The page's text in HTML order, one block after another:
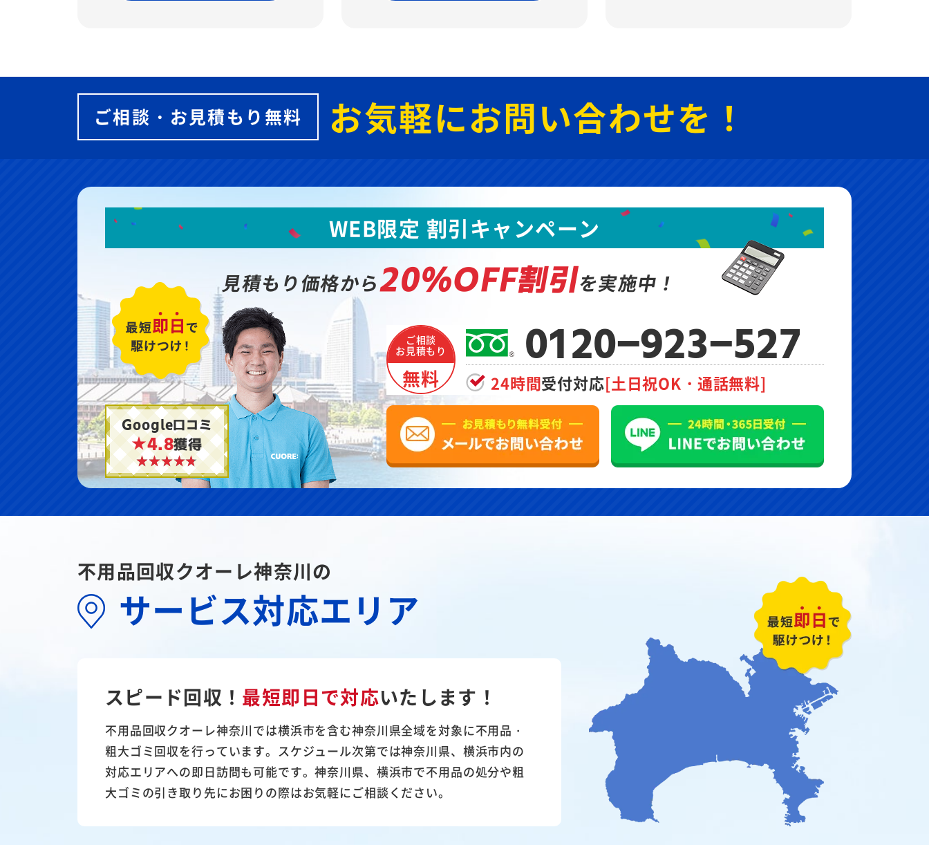
ご相談・お見積もり無料 お気軽にお問い合わせを！
Google口コミ
★4.8獲得
WEB限定 割引キャンペーン
見積もり価格から20%OFF割引を実施中！
ご相談
お見積もり
無料
0120-923-527
24時間受付対応[土日祝OK・通話無料]
不用品回収クオーレ神奈川の
サービス対応エリア
スピード回収！ 最短即日で対応いたします！
不用品回収クオーレ神奈川では横浜市を含む神奈川県全域を対象に不用品・
粗大ゴミ回収を行っています。スケジュール次第では神奈川県、横浜市内の
対応エリアへの即日訪問も可能です。神奈川県、横浜市で不用品の処分や粗
大ゴミの引き取り先にお困りの際はお気軽にご相談ください。